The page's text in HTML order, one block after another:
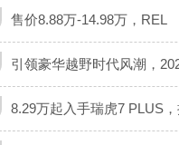
售价8.88万-14.98万，REL
引领豪华越野时代风潮，
8.29万起入手瑞虎7 PLUS